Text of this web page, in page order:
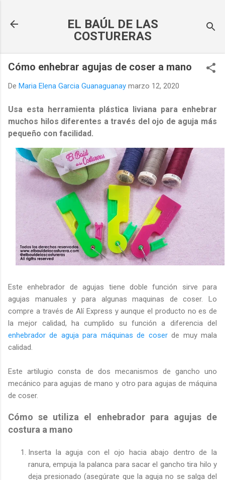
EL BAÚL DE LAS
COSTURERAS
Cómo enhebrar agujas de coser a mano
De Maria Elena Garcia Guanaguanay marzo 12, 2020
Usa esta herramienta plástica liviana para enhebrar
muchos hilos diferentes a través del ojo de aguja más
pequeño con facilidad.
Este enhebrador de agujas tiene doble función sirve para
agujas manuales y para algunas maquinas de coser. Lo
compre a través de Alí Express y aunque el producto no es de
la mejor calidad, ha cumplido su función a diferencia del
enhebrador de aguja para máquinas de coserde muy mala
calidad.
Este artilugio consta de dos mecanismos de gancho uno
mecánico para agujas de mano y otro para agujas de máquina
de coser.
Cómo se utiliza el enhebrador para agujas de
costura a mano
Inserta la aguja con el ojo hacia abajo dentro de la
ranura, empuja la palanca para sacar el gancho tira hilo y
deja presionado (asegúrate que la aguja no se salga del